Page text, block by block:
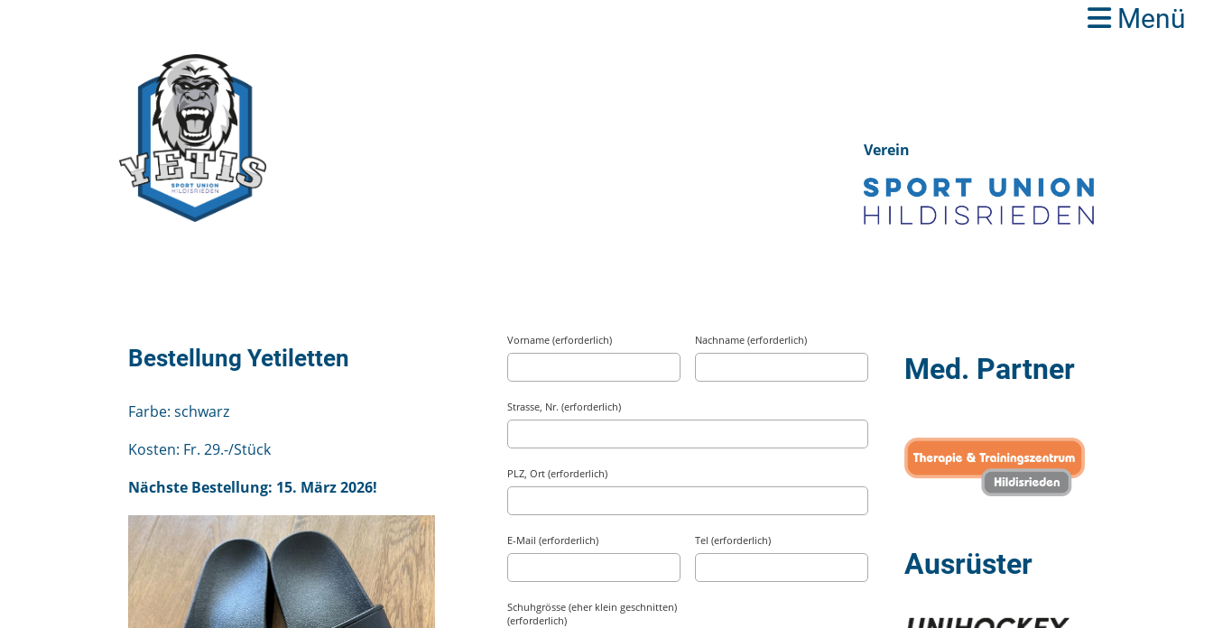
Menü
Verein
Bestellung Yetiletten
Farbe: schwarz
Kosten: Fr. 29.-/Stück
Nächste Bestellung: 15. März 2026!
Vorname (erforderlich) Nachname (erforderlich)
Strasse, Nr. (erforderlich)
PLZ, Ort (erforderlich)
E-Mail (erforderlich) Tel (erforderlich)
Schuhgrösse (eher klein geschnitten)
(erforderlich)
Med. Partner
Ausrüster